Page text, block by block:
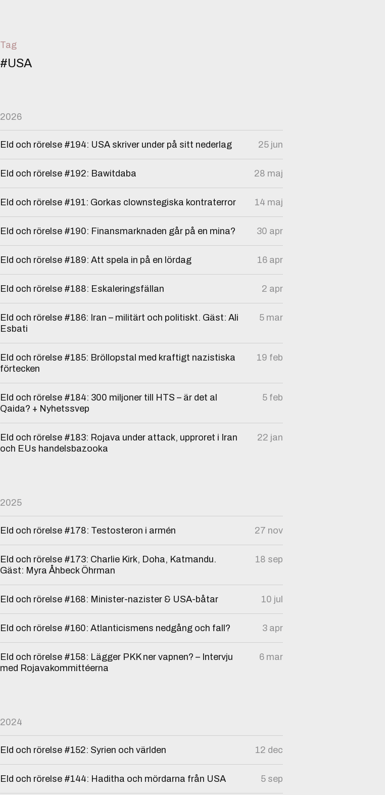
Tag
#USA
2026
Eld och rörelse #194: USA skriver under på sitt nederlag 25 jun
Eld och rörelse #192: Bawitdaba 28 maj
Eld och rörelse #191: Gorkas clownstegiska kontraterror 14 maj
Eld och rörelse #190: Finansmarknaden går på en mina? 30 apr
Eld och rörelse #189: Att spela in på en lördag 16 apr
Eld och rörelse #188: Eskaleringsfällan 2 apr
Eld och rörelse #186: Iran – militärt och politiskt. Gäst: Ali
Esbati
5 mar
Eld och rörelse #185: Bröllopstal med kraftigt nazistiska
förtecken
19 feb
Eld och rörelse #184: 300 miljoner till HTS – är det al
Qaida? + Nyhetssvep
5 feb
Eld och rörelse #183: Rojava under attack, upproret i Iran
och EUs handelsbazooka
22 jan
2025
Eld och rörelse #178: Testosteron i armén 27 nov
Eld och rörelse #173: Charlie Kirk, Doha, Katmandu.
Gäst: Myra Åhbeck Öhrman
18 sep
Eld och rörelse #168: Minister-nazister & USA-båtar 10 jul
Eld och rörelse #160: Atlanticismens nedgång och fall? 3 apr
Eld och rörelse #158: Lägger PKK ner vapnen? – Intervju
med Rojavakommittéerna
6 mar
2024
Eld och rörelse #152: Syrien och världen 12 dec
Eld och rörelse #144: Haditha och mördarna från USA 5 sep